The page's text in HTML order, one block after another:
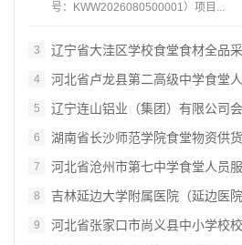
号：KWW2026080500001）项目...
3 辽宁省大洼区学校食堂食材全品
4 河北省卢龙县第二高级中学食堂
5 辽宁连山铝业（集团）有限公司
6 湖南省长沙师范学院食堂物资供
7 河北省沧州市第七中学食堂人员
8 吉林延边大学附属医院（延边医
9 河北省张家口市尚义县中小学校